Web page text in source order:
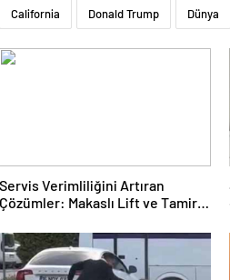
California Donald Trump Dünya
Servis Verimliliğini Artıran
Çözümler: Makaslı Lift ve Tamirci